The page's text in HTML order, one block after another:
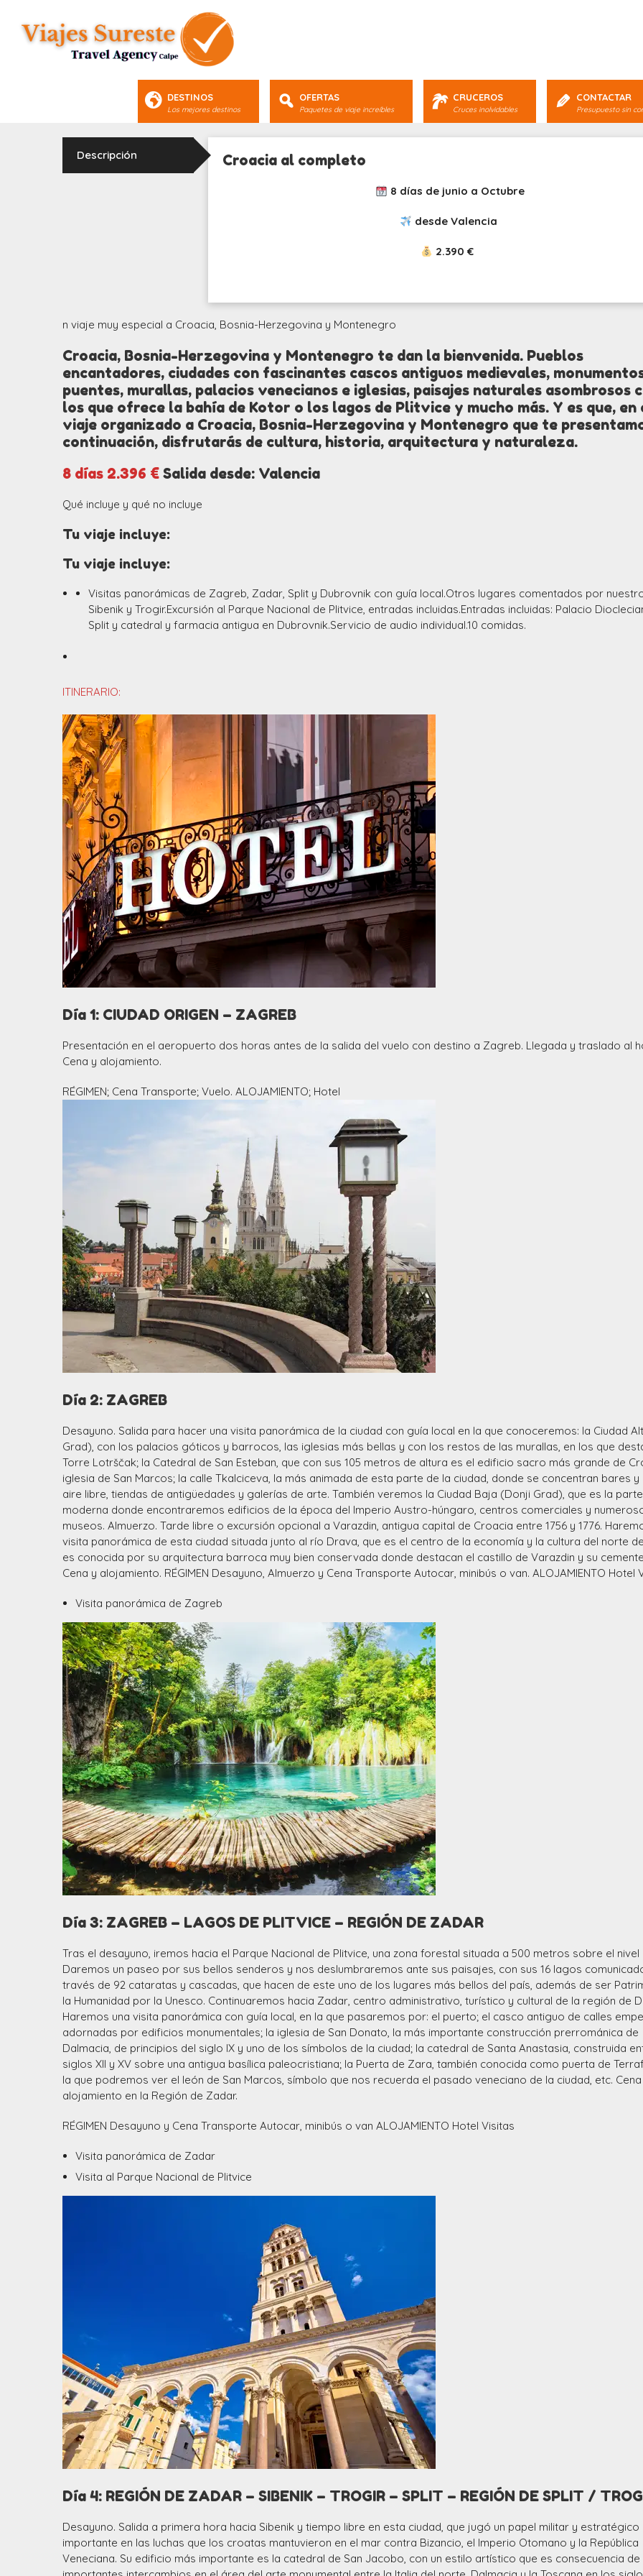
DESTINOS
Los mejores destinos
OFERTAS
Paquetes de viaje increíbles
CRUCEROS
Cruces inolvidables
CONTACTAR
Presupuesto sin
Descripción Croacia al completo
8 días de junio a Octubre
desde Valencia
2.390 €
n viaje muy especial a Croacia, Bosnia-Herzegovina y Montenegro
Croacia, Bosnia-Herzegovina y Montenegro te dan la bienvenida. Pueblos
encantadores, ciudades con fascinantes cascos antiguos medievales,
puentes, murallas, palacios venecianos e iglesias, paisajes naturales asombrosos
los que ofrece la bahía de Kotor o los lagos de Plitvice y mucho más. Y es que, en
viaje organizado a Croacia, Bosnia-Herzegovina y Montenegro que te
continuación, disfrutarás de cultura, historia, arquitectura y naturaleza.
8 días 2.396 € Salida desde: Valencia
Qué incluye y qué no incluye
Tu viaje incluye:
Tu viaje incluye:
Visitas panorámicas de Zagreb, Zadar, Split y Dubrovnik con guía local.Otros lugares comentados por
Sibenik y Trogir.Excursión al Parque Nacional de Plitvice, entradas incluidas.Entradas incluidas: Palacio
Split y catedral y farmacia antigua en Dubrovnik.Servicio de audio individual.10 comidas.
ITINERARIO:
Día 1: CIUDAD ORIGEN – ZAGREB
Presentación en el aeropuerto dos horas antes de la salida del vuelo con destino a Zagreb. Llegada y traslado al
Cena y alojamiento.
RÉGIMEN; Cena Transporte; Vuelo. ALOJAMIENTO; Hotel
Día 2: ZAGREB
Desayuno. Salida para hacer una visita panorámica de la ciudad con guía local en la que conoceremos: la Ciudad
Grad), con los palacios góticos y barrocos, las iglesias más bellas y con los restos de las murallas, en los que
Torre Lotrščak; la Catedral de San Esteban, que con sus 105 metros de altura es el edificio sacro más grande de
iglesia de San Marcos; la calle Tkalciceva, la más animada de esta parte de la ciudad, donde se concentran bares y
aire libre, tiendas de antigüedades y galerías de arte. También veremos la Ciudad Baja (Donji Grad), que es la
moderna donde encontraremos edificios de la época del Imperio Austro-húngaro, centros comerciales y
museos. Almuerzo. Tarde libre o excursión opcional a Varazdin, antigua capital de Croacia entre 1756 y 1776.
visita panorámica de esta ciudad situada junto al río Drava, que es el centro de la economía y la cultura del norte
es conocida por su arquitectura barroca muy bien conservada donde destacan el castillo de Varazdin y su
Cena y alojamiento. RÉGIMEN Desayuno, Almuerzo y Cena Transporte Autocar, minibús o van. ALOJAMIENTO Hotel
Visita panorámica de Zagreb
Día 3: ZAGREB – LAGOS DE PLITVICE – REGIÓN DE ZADAR
Tras el desayuno, iremos hacia el Parque Nacional de Plitvice, una zona forestal situada a 500 metros sobre el nivel
Daremos un paseo por sus bellos senderos y nos deslumbraremos ante sus paisajes, con sus 16 lagos
través de 92 cataratas y cascadas, que hacen de este uno de los lugares más bellos del país, además de ser
la Humanidad por la Unesco. Continuaremos hacia Zadar, centro administrativo, turístico y cultural de la región de
Haremos una visita panorámica con guía local, en la que pasaremos por: el puerto; el casco antiguo de calles
adornadas por edificios monumentales; la iglesia de San Donato, la más importante construcción prerrománica de
Dalmacia, de principios del siglo IX y uno de los símbolos de la ciudad; la catedral de Santa Anastasia, construida
siglos XII y XV sobre una antigua basílica paleocristiana; la Puerta de Zara, también conocida como puerta de
la que podremos ver el león de San Marcos, símbolo que nos recuerda el pasado veneciano de la ciudad, etc.
alojamiento en la Región de Zadar.
RÉGIMEN Desayuno y Cena Transporte Autocar, minibús o van ALOJAMIENTO Hotel Visitas
Visita panorámica de Zadar
Visita al Parque Nacional de Plitvice
Día 4: REGIÓN DE ZADAR – SIBENIK – TROGIR – SPLIT – REGIÓN DE SPLIT /
Desayuno. Salida a primera hora hacia Sibenik y tiempo libre en esta ciudad, que jugó un papel militar y estratégico
importante en las luchas que los croatas mantuvieron en el mar contra Bizancio, el Imperio Otomano y la República
Veneciana. Su edificio más importante es la catedral de San Jacobo, con un estilo artístico que es consecuencia de